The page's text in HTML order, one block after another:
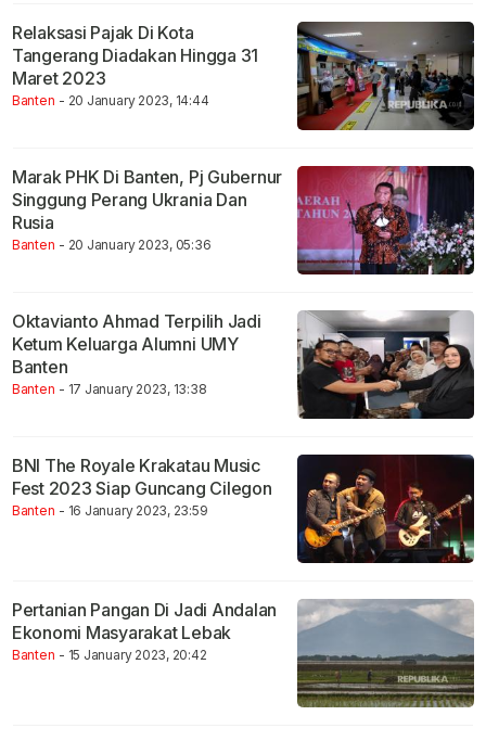
Relaksasi Pajak Di Kota
Tangerang Diadakan Hingga 31
Maret 2023
Banten - 20 January 2023, 14:44
Marak PHK Di Banten, Pj Gubernur
Singgung Perang Ukrania Dan
Rusia
Banten - 20 January 2023, 05:36
Oktavianto Ahmad Terpilih Jadi
Ketum Keluarga Alumni UMY
Banten
Banten - 17 January 2023, 13:38
BNI The Royale Krakatau Music
Fest 2023 Siap Guncang Cilegon
Banten - 16 January 2023, 23:59
Pertanian Pangan Di Jadi Andalan
Ekonomi Masyarakat Lebak
Banten - 15 January 2023, 20:42